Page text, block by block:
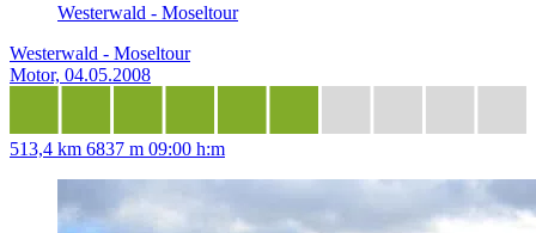
Westerwald - Moseltour
Westerwald - Moseltour
Motor, 04.05.2008
513,4 km 6837 m 09:00 h:m